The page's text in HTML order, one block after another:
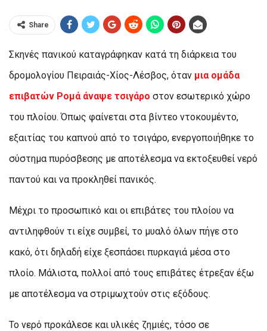
Share
Σκηνές πανικού καταγράφηκαν κατά τη διάρκεια του
δρομολογίου Πειραιάς-Χίος-Λέσβος, όταν μια ομάδα
επιβατών Ρομά άναψε τσιγάρο στον εσωτερικό χώρο
του πλοίου. Όπως φαίνεται στα βίντεο ντοκουμέντο,
εξαιτίας του καπνού από το τσιγάρο, ενεργοποιήθηκε το
σύστημα πυρόσβεσης με αποτέλεσμα να εκτοξευθεί νερό
παντού και να προκληθεί πανικός.
Μέχρι το προσωπικό και οι επιβάτες του πλοίου να
αντιληφθούν τι είχε συμβεί, το μυαλό όλων πήγε στο
κακό, ότι δηλαδή είχε ξεσπάσει πυρκαγιά μέσα στο
πλοίο. Μάλιστα, πολλοί από τους επιβάτες έτρεξαν έξω
με αποτέλεσμα να στριμωχτούν στις εξόδους.
Το νερό προκάλεσε και υλικές ζημιές, τόσο σε